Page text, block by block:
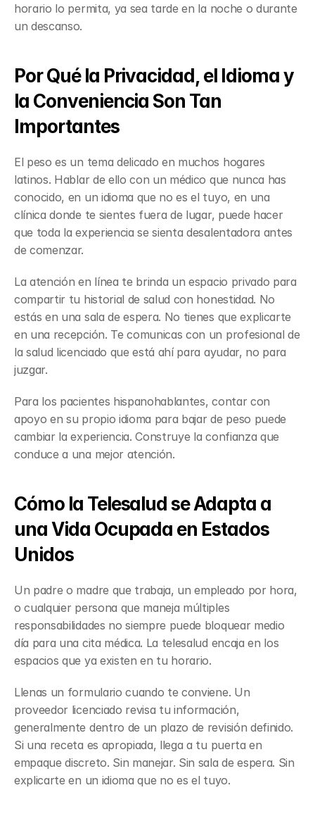
horario lo permita, ya sea tarde en la noche o durante
un descanso.
Por Qué la Privacidad, el Idioma y
la Conveniencia Son Tan
Importantes
El peso es un tema delicado en muchos hogares
latinos. Hablar de ello con un médico que nunca has
conocido, en un idioma que no es el tuyo, en una
clínica donde te sientes fuera de lugar, puede hacer
que toda la experiencia se sienta desalentadora antes
de comenzar.
La atención en línea te brinda un espacio privado para
compartir tu historial de salud con honestidad. No
estás en una sala de espera. No tienes que explicarte
en una recepción. Te comunicas con un profesional de
la salud licenciado que está ahí para ayudar, no para
juzgar.
Para los pacientes hispanohablantes, contar con
apoyo en su propio idioma para bajar de peso puede
cambiar la experiencia. Construye la confianza que
conduce a una mejor atención.
Cómo la Telesalud se Adapta a
una Vida Ocupada en Estados
Unidos
Un padre o madre que trabaja, un empleado por hora,
o cualquier persona que maneja múltiples
responsabilidades no siempre puede bloquear medio
día para una cita médica. La telesalud encaja en los
espacios que ya existen en tu horario.
Llenas un formulario cuando te conviene. Un
proveedor licenciado revisa tu información,
generalmente dentro de un plazo de revisión definido.
Si una receta es apropiada, llega a tu puerta en
empaque discreto. Sin manejar. Sin sala de espera. Sin
explicarte en un idioma que no es el tuyo.